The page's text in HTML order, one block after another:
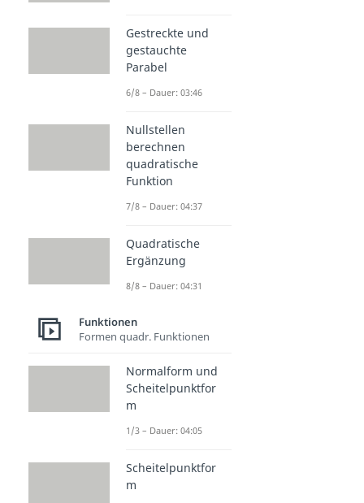
Gestreckte und
gestauchte
Parabel
6/8 – Dauer: 03:46
Nullstellen
berechnen
quadratische
Funktion
7/8 – Dauer: 04:37
Quadratische
Ergänzung
8/8 – Dauer: 04:31
Funktionen
Formen quadr. Funktionen
Normalform und
Scheitelpunktfor
m
1/3 – Dauer: 04:05
Scheitelpunktfor
m